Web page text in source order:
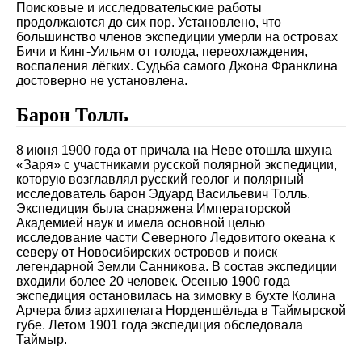
Поисковые и исследовательские работы
продолжаются до сих пор. Установлено, что
большинство членов экспедиции умерли на островах
Бичи и Кинг-Уильям от голода, переохлаждения,
воспаления лёгких. Судьба самого Джона Франклина
достоверно не установлена.
Барон Толль
8 июня 1900 года от причала на Неве отошла шхуна
«Заря» с участниками русской полярной экспедиции,
которую возглавлял русский геолог и полярный
исследователь барон Эдуард Васильевич Толль.
Экспедиция была снаряжена Императорской
Академией наук и имела основной целью
исследование части Северного Ледовитого океана к
северу от Новосибирских островов и поиск
легендарной Земли Санникова. В состав экспедиции
входили более 20 человек. Осенью 1900 года
экспедиция остановилась на зимовку в бухте Колина
Арчера близ архипелага Норденшёльда в Таймырской
губе. Летом 1901 года экспедиция обследовала
Таймыр.